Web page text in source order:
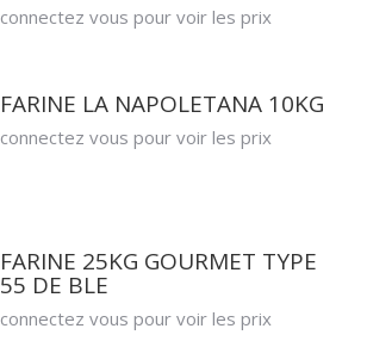
connectez vous pour voir les prix
FARINE LA NAPOLETANA 10KG
connectez vous pour voir les prix
FARINE 25KG GOURMET TYPE
55 DE BLE
connectez vous pour voir les prix